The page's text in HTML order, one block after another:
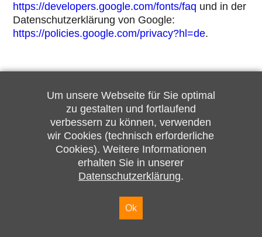
https://developers.google.com/fonts/faq und in der
Datenschutzerklärung von Google:
https://policies.google.com/privacy?hl=de.
© Schornsteinfegermeister Sebastian Kreutzmann
Impressum Datenschutz
Um unsere Webseite für Sie optimal
zu gestalten und fortlaufend
verbessern zu können, verwenden
wir Cookies (technisch erforderliche
Cookies). Weitere Informationen
erhalten Sie in unserer
Datenschutzerklärung.
Ok